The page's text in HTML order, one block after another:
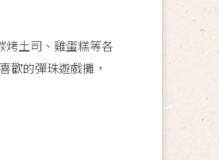
烤土司、雞蛋糕等各
歡的彈珠遊戲攤，